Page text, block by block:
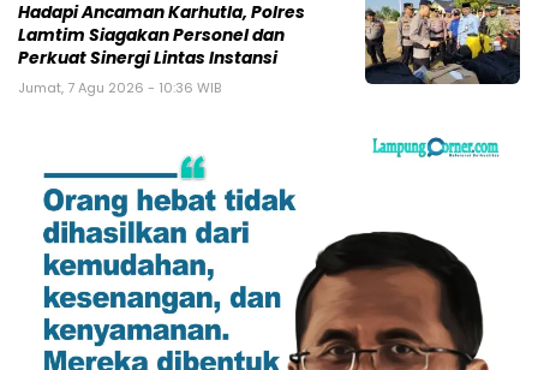
Hadapi Ancaman Karhutla, Polres
Lamtim Siagakan Personel dan
Perkuat Sinergi Lintas Instansi
Jumat, 7 Agu 2026 - 10:36 WIB